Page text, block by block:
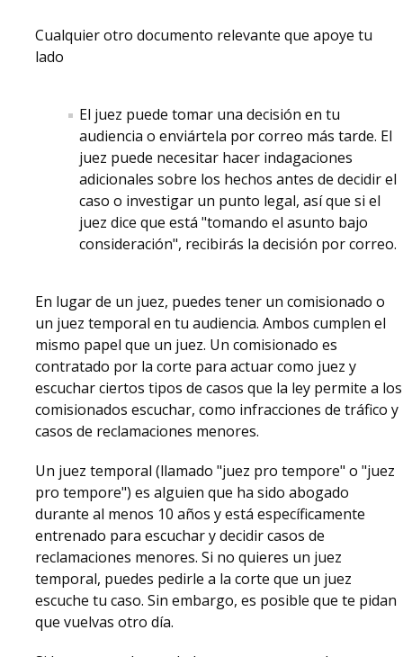
Cualquier otro documento relevante que apoye tu
lado
El juez puede tomar una decisión en tu
audiencia o enviártela por correo más tarde. El
juez puede necesitar hacer indagaciones
adicionales sobre los hechos antes de decidir el
caso o investigar un punto legal, así que si el
juez dice que está "tomando el asunto bajo
consideración", recibirás la decisión por correo.
En lugar de un juez, puedes tener un comisionado o
un juez temporal en tu audiencia. Ambos cumplen el
mismo papel que un juez. Un comisionado es
contratado por la corte para actuar como juez y
escuchar ciertos tipos de casos que la ley permite a los
comisionados escuchar, como infracciones de tráfico y
casos de reclamaciones menores.
Un juez temporal (llamado "juez pro tempore" o "juez
pro tempore") es alguien que ha sido abogado
durante al menos 10 años y está específicamente
entrenado para escuchar y decidir casos de
reclamaciones menores. Si no quieres un juez
temporal, puedes pedirle a la corte que un juez
escuche tu caso. Sin embargo, es posible que te pidan
que vuelvas otro día.